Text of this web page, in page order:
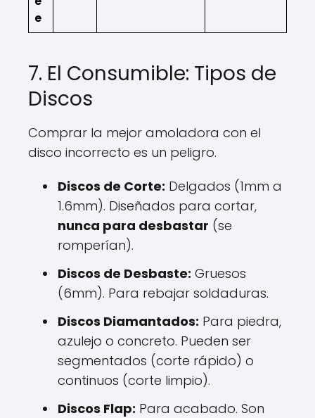
e
7. El Consumible: Tipos de
Discos
Comprar la mejor amoladora con el
disco incorrecto es un peligro.
Discos de Corte: Delgados (1mm a
1.6mm). Diseñados para cortar,
nunca para desbastar (se
romperían).
Discos de Desbaste: Gruesos
(6mm). Para rebajar soldaduras.
Discos Diamantados: Para piedra,
azulejo o concreto. Pueden ser
segmentados (corte rápido) o
continuos (corte limpio).
Discos Flap: Para acabado. Son